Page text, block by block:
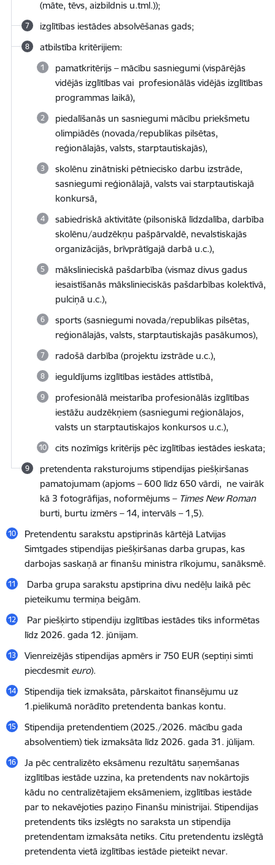
(māte, tēvs, aizbildnis u.tml.));
izglītības iestādes absolvēšanas gads;
atbilstība kritērijiem:
pamatkritērijs – mācību sasniegumi (vispārējās
vidējās izglītības vai profesionālās vidējās izglītības
programmas laikā),
piedalīšanās un sasniegumi mācību priekšmetu
olimpiādēs (novada/republikas pilsētas,
reģionālajās, valsts, starptautiskajās),
skolēnu zinātniski pētniecisko darbu izstrāde,
sasniegumi reģionālajā, valsts vai starptautiskajā
konkursā,
sabiedriskā aktivitāte (pilsoniskā līdzdalība, darbība
skolēnu/audzēkņu pašpārvaldē, nevalstiskajās
organizācijās, brīvprātīgajā darbā u.c.),
mākslinieciskā pašdarbība (vismaz divus gadus
iesaistīšanās mākslinieciskās pašdarbības kolektīvā,
pulciņā u.c.),
sports (sasniegumi novada/republikas pilsētas,
reģionālajās, valsts, starptautiskajās pasākumos),
radošā darbība (projektu izstrāde u.c.),
ieguldījums izglītības iestādes attīstībā,
profesionālā meistarība profesionālās izglītības
iestāžu audzēkņiem (sasniegumi reģionālajos,
valsts un starptautiskajos konkursos u.c.),
cits nozīmīgs kritērijs pēc izglītības iestādes ieskata;
pretendenta raksturojums stipendijas piešķiršanas
pamatojumam (apjoms – 600 līdz 650 vārdi, ne vairāk
kā 3 fotogrāfijas, noformējums – Times New Roman
burti, burtu izmērs – 14, intervāls – 1,5).
Pretendentu sarakstu apstiprinās kārtējā Latvijas
Simtgades stipendijas piešķiršanas darba grupas, kas
darbojas saskaņā ar finanšu ministra rīkojumu, sanāksmē.
Darba grupa sarakstu apstiprina divu nedēļu laikā pēc
pieteikumu termiņa beigām.
Par piešķirto stipendiju izglītības iestādes tiks informētas
līdz 2026. gada 12. jūnijam.
Vienreizējās stipendijas apmērs ir 750 EUR (septiņi simti
piecdesmit euro).
Stipendija tiek izmaksāta, pārskaitot finansējumu uz
1.pielikumā norādīto pretendenta bankas kontu.
Stipendija pretendentiem (2025./2026. mācību gada
absolventiem) tiek izmaksāta līdz 2026. gada 31. jūlijam.
Ja pēc centralizēto eksāmenu rezultātu saņemšanas
izglītības iestāde uzzina, ka pretendents nav nokārtojis
kādu no centralizētajiem eksāmeniem, izglītības iestāde
par to nekavējoties paziņo Finanšu ministrijai. Stipendijas
pretendents tiks izslēgts no saraksta un stipendija
pretendentam izmaksāta netiks. Citu pretendentu izslēgtā
pretendenta vietā izglītības iestāde pieteikt nevar.